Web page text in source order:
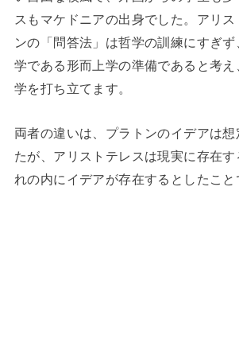
スもマケドニアの出身でした。アリス
ンの「問答法」は哲学の訓練にすぎ
学である形而上学の準備であると考
学を打ち立てます。
両者の違いは、プラトンのイデアは想
たが、アリストテレスは現実に存在
れの内にイデアが存在するとしたこと